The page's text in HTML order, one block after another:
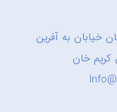
خیابان به آفرین